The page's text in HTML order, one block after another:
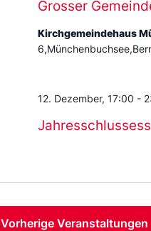
Grosser
Kirchgemeindehaus
12. Dezember, 17:00 -
Vorherige Veranstaltungen